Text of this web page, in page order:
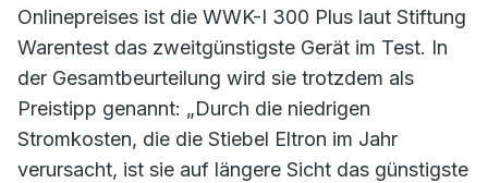
Onlinepreises ist die WWK-I 300 Plus laut Stiftung
Warentest das zweitgünstigste Gerät im Test. In
der Gesamtbeurteilung wird sie trotzdem als
Preistipp genannt: „Durch die niedrigen
Stromkosten, die die Stiebel Eltron im Jahr
verursacht, ist sie auf längere Sicht das günstigste